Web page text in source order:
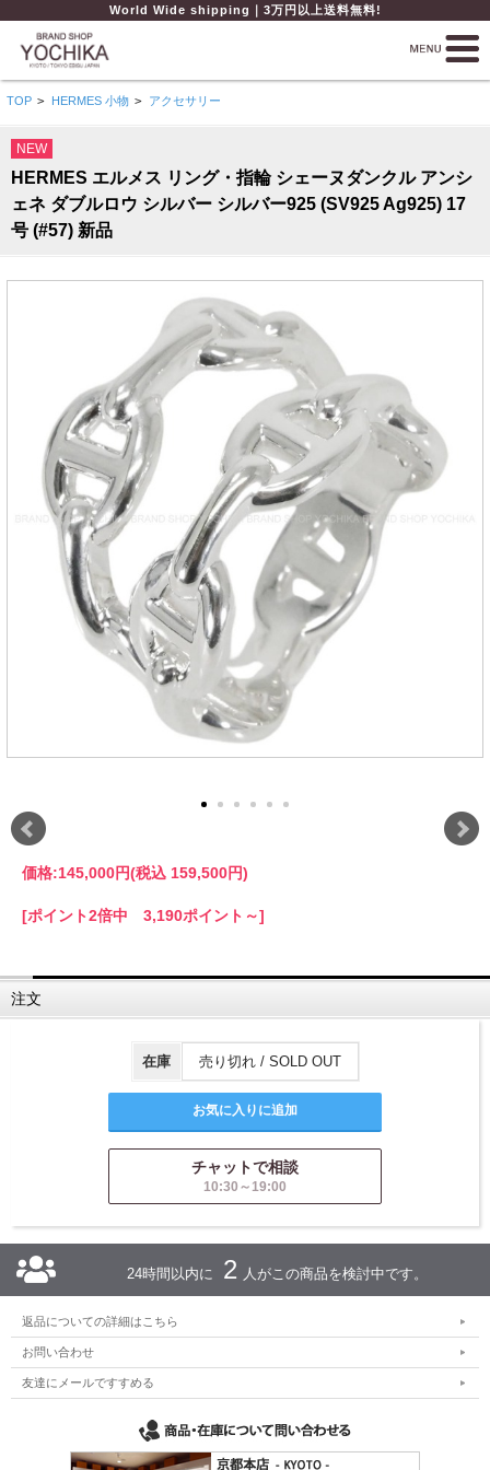
World Wide shipping｜3万円以上送料無料!
TOP > HERMES 小物 > アクセサリー
NEW
HERMES エルメス リング・指輪 シェーヌダンクル アンシ
ェネ ダブルロウ シルバー シルバー925 (SV925 Ag925) 17
号 (#57) 新品
価格:145,000円(税込 159,500円)
[ポイント2倍中 3,190ポイント～]
注文
在庫 売り切れ / SOLD OUT
チャットで相談
10:30～19:00
24時間以内に 2 人がこの商品を検討中です。
返品についての詳細はこちら
お問い合わせ
友達にメールですすめる